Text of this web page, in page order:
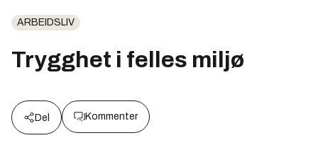
ARBEIDSLIV
Trygghet i felles miljø
Del Kommenter